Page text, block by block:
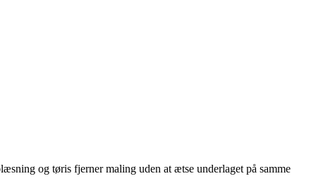
og tøris fjerner maling uden at ætse underlaget på samme